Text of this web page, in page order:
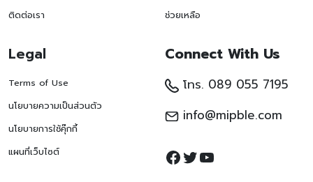
ติดต่อเรา
ช่วยเหลือ
Legal
Terms of Use
นโยบายความเป็นส่วนตัว
นโยบายการใช้คุ๊กกี้
แผนที่เว็บไซต์
Connect With Us
โทร. 089 055 7195
info@mipble.com